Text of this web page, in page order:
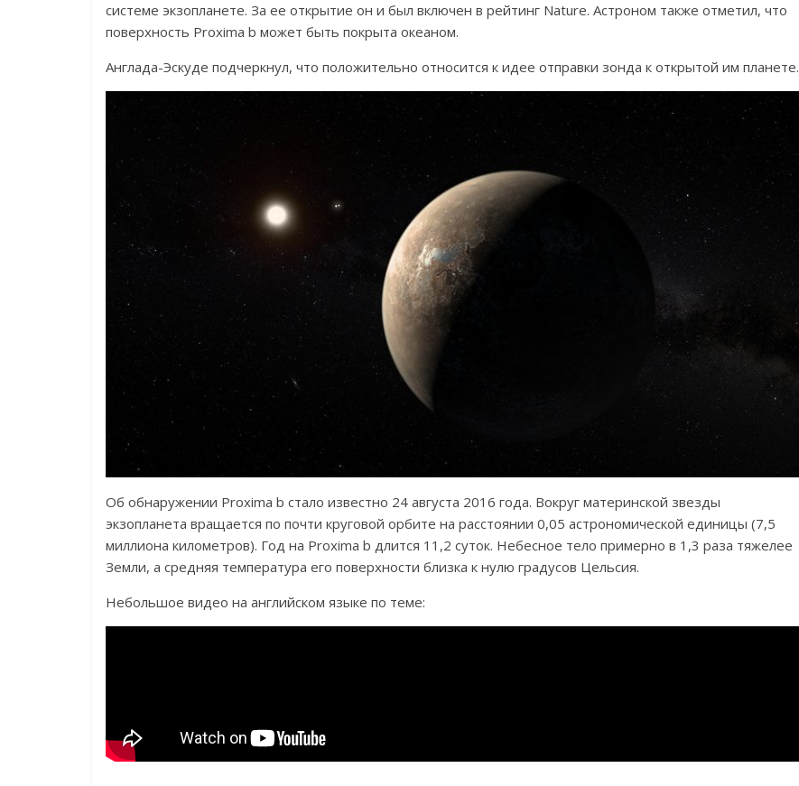
системе экзопланете. За ее открытие он и был включен в рейтинг Nature. Астроном также отметил, что
поверхность Proxima b может быть покрыта океаном.
Англада-Эскуде подчеркнул, что положительно относится к идее отправки зонда к открытой им планете.
Об обнаружении Proxima b стало известно 24 августа 2016 года. Вокруг материнской звезды
экзопланета вращается по почти круговой орбите на расстоянии 0,05 астрономической единицы (7,5
миллиона километров). Год на Proxima b длится 11,2 суток. Небесное тело примерно в 1,3 раза тяжелее
Земли, а средняя температура его поверхности близка к нулю градусов Цельсия.
Небольшое видео на английском языке по теме: